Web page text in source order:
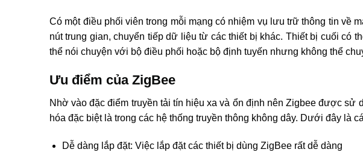
Có một điều phối viên trong mỗi mạng có nhiệm vụ lưu trữ thông tin về
nút trung gian, chuyển tiếp dữ liệu từ các thiết bị khác. Thiết bị cuối có
thể nói chuyện với bộ điều phối hoặc bộ định tuyến nhưng không thể
Ưu điểm của ZigBee
Nhờ vào đặc điểm truyền tải tín hiệu xa và ổn định nên Zigbee được sử
hóa đặc biệt là trong các hệ thống truyền thông không dây. Dưới đây là
Dễ dàng lắp đặt: Việc lắp đặt các thiết bị dùng ZigBee rất dễ dàng